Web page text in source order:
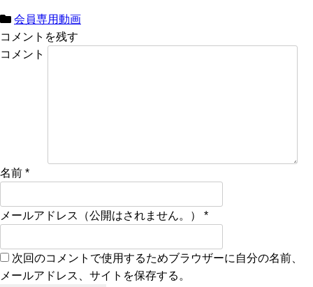
会員専用動画
コメントを残す
コメント
名前 *
メールアドレス（公開はされません。） *
次回のコメントで使用するためブラウザーに自分の名前、
メールアドレス、サイトを保存する。